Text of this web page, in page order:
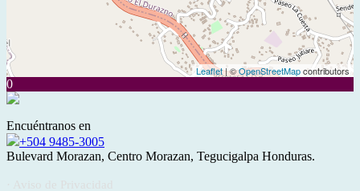
Leaflet| ©OpenStreetMapcontributors
0
Encuéntranos en
+504 9485-3005
Bulevard Morazan, Centro Morazan, Tegucigalpa Honduras.